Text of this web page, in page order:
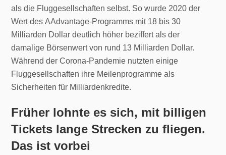
als die Fluggesellschaften selbst. So wurde 2020 der
Wert des AAdvantage-Programms mit 18 bis 30
Milliarden Dollar deutlich höher beziffert als der
damalige Börsenwert von rund 13 Milliarden Dollar.
Während der Corona-Pandemie nutzten einige
Fluggesellschaften ihre Meilenprogramme als
Sicherheiten für Milliardenkredite.
Früher lohnte es sich, mit billigen
Tickets lange Strecken zu fliegen.
Das ist vorbei